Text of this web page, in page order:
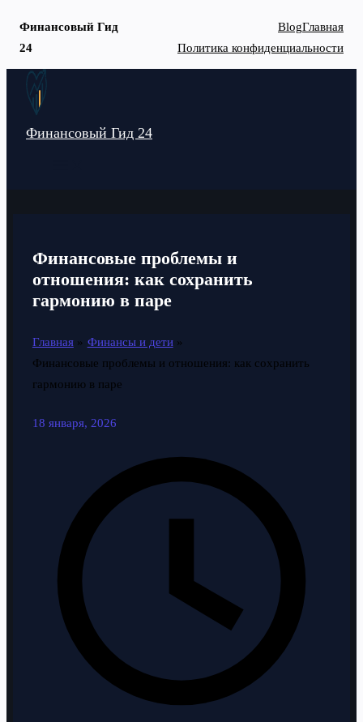
Финансовый Гид
24
BlogГлавная
Политика конфиденциальности
Перейти
Финансовый Гид 24
Финансовые проблемы и
отношения: как сохранить
гармонию в паре
Главная
Финансы и дети
Финансовые проблемы и отношения: как сохранить
гармонию в паре
18 января, 2026